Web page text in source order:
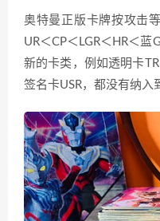
奥特曼正版卡牌按攻击等
UR＜CP＜LGR＜HR＜
新的卡类，例如透明卡TR
签名卡USR，都没有纳入